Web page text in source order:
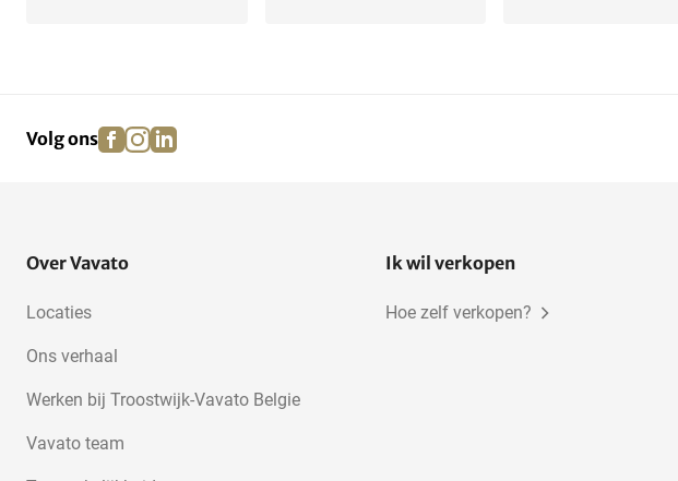
Volg ons facebook
instagram
linkedin
Over Vavato
Locaties
Ons verhaal
Werken bij Troostwijk-Vavato Belgie
Vavato team
Ik wil verkopen
Hoe zelf verkopen?